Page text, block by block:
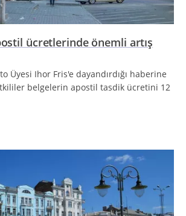
ücretlerinde önemli artış
Üyesi Ihor Fris'e dayandırdığı haberine
belgelerin apostil tasdik ücretini 12